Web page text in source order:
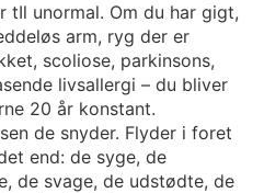
tIl unormal. Om du har gigt,
arm, ryg der er
scoliose, parkinsons,
livsallergi – du bliver
20 år konstant.
de snyder. Flyder i foret
end: de syge, de
de svage, de udstødte, de